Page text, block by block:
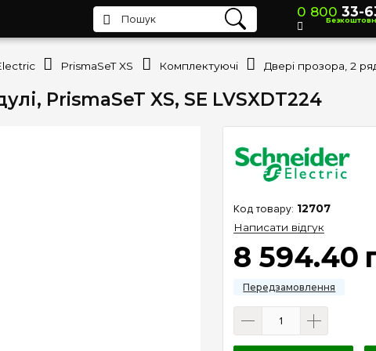
PrismaSeT XS, SE LVSXDT224
12707
Написати відгук
8 594.40
0 800 33-
PrismaSeT XS Комплектуючі